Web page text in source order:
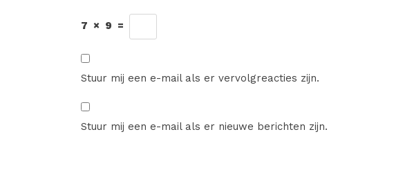
7 × 9 =
Stuur mij een e-mail als er vervolgreacties zijn.
Stuur mij een e-mail als er nieuwe berichten zijn.